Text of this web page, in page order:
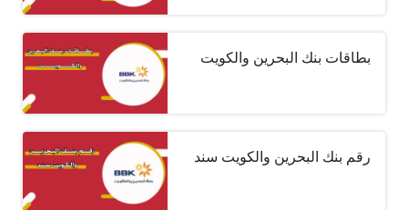
بطاقات بنك البحرين والكويت
رقم بنك البحرين والكويت سند